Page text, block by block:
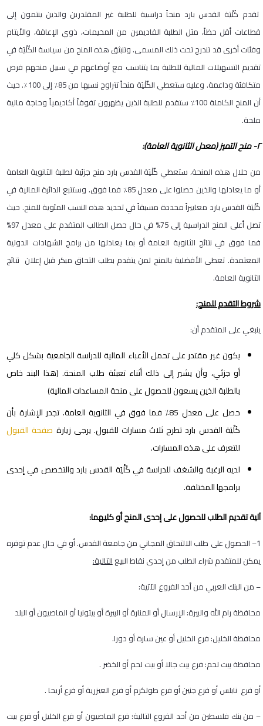
تقدم كُلْيَة القدس بارد منحاً دراسية للطلبة غير المقتدرين والذين ينتمون إلى
قطاعات أقل حظاً، مثل الطلبة القاديمين من المخيمات، ذوي الإعاقة، والأيتام
وفئات أخرى قد تندرج تحت ذلك المسمى. وتنبثق هذه المنح من سياسة الكُلْيَة في
تقديم التسهيلات المالية للطلبة بما يتناسب مع أوضاعهم في سبيل منحهم فرص
متكافئة وداعمة. وعليه ستعطي الكُلْيَة منحاً تتراوح نسبها من 85٪ إلى 100٪. حيث
أن المنح الكاملة 100٪ ستقدم للطلبة الذين يظهرون تفوقاً أكاديمياً وحاجة مالية
ملحة.
٢- منح التميز (معدل الثانوية العامة):
من خلال هذه المنحة، ستعطي كُلْيَة القدس بارد منح جزئية لطلبة الثانوية العامة
أو ما يعادلها والذين حصلوا على معدل 85٪ فما فوق. وستتبع الدائرة المالية في
كُلْيَة القدس بارد معاييراً محددة مسبقاً في تحديد هذه النسب المئوية للمنح. حيث
تصل أعلى المنح الدراسية إلى 75% في حال حصل الطالب المتقدم على معدل 97%
فما فوق في نتائج الثانوية العامة أو بما يعادلها من برامج الشهادات الدولية
المعتمدة. تعطى الأفضلية بالمنح لمن يتقدم بطلب التحاق مبكر قبل إعلان نتائج
الثانوية العامة.
شروط التقدم للمنح:
ينبغي على المتقدم أن:
يكون غير مقتدر على تحمل الأعباء المالية للدراسة الجامعية بشكل كلي
أو جزئي، وأن يشير إلى ذلك أثناء تعبئة طلب المنحة. (هذا البند خاص
بالطلبة الذين يسعون للحصول على منحة المساعدات المالية)
حصل على معدل 85٪ فما فوق في الثانوية العامة. تجدر الإشارة بأن
كُلْيَة القدس بارد تطرح ثلاث مسارات للقبول. يرجى زيارة صفحة القبول
للتعرف على هذه المسارات.
لديه الرغبة والشغف للدراسة في كُلْيَة القدس بارد والتخصص في إحدى
برامجها المختلفة.
آلية تقديم الطلب للحصول على إحدى المنح أو كليهما:
1– الحصول على طلب الالتحاق المجاني من جامعة القدس. أو في حال عدم توفره
يمكن للمتقدم شراء الطلب من إحدى نقاط البيعالتالية:
– من البنك العربي من أحد الفروع الآتية:
محافظة رام الله والبيرة: الإرسال أو المنارة أو البيرة أو بيتونيا أو الماصيون أو البلد
محافظة الخليل: فرع الخليل أو عين سارة أو دورا.
محافظة بيت لحم: فرع بيت جالا أو بيت لحم أو الخضر .
أو فرع نابلس أو فرع جنين أو فرع طولكرم أو فرع العيزرية أو فرع أريحا .
– من بنك فلسطين من أحد الفروع التالية: فرع الماصيون أو فرع الخليل أو فرع بيت